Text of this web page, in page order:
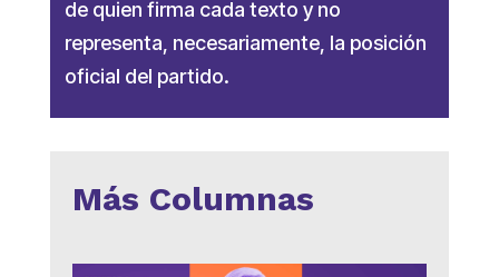
de quien firma cada texto y no
representa, necesariamente, la posición
oficial del partido.
Más Columnas